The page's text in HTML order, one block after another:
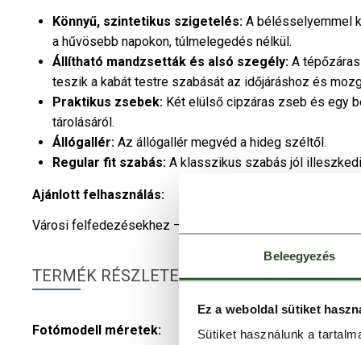
Beleegyezés
Ez a weboldal sütiket
Sütiket használunk a
Könnyű, szintetikus szigetelés: A bélésselyemmel
a hűvösebb napokon, túlmelegedés nélkül.
Állítható mandzsetták és alsó szegély: A
teszik a kabát testre szabását az időjáráshoz és
Praktikus zsebek: Két elülső cipzáras zseb és egy
tárolásáról.
Állógallér: Az állógallér megvéd a hideg széltől.
Regular fit szabás: A klasszikus szabás jól
Ajánlott felhasználás:
Városi felfedezésekhez – Modern, trendi stílusával kiváló
TERMÉK RÉSZLETEK
Fotómodell méretek: